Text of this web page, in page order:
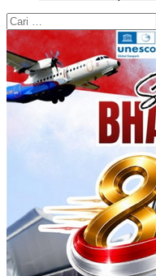
Cari
untuk: